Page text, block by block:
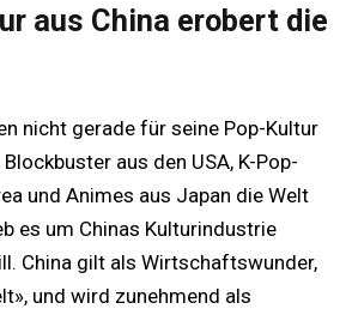
aus China erobert die
nicht gerade für seine Pop-Kultur
aus den USA, K-Pop-
und Animes aus Japan die Welt
es um Chinas Kulturindustrie
China gilt als Wirtschaftswunder,
und wird zunehmend als